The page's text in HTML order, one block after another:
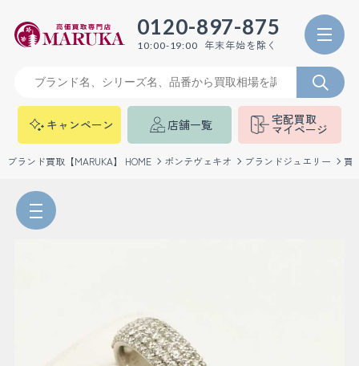
0120-897-875
10:00-19:00 年末年始を除く
キャンペーン 店舗一覧 宅配買取
マイページ
ブランド買取【MARUKA】 HOME ポンテヴェキオ ブランドジュエリー 買